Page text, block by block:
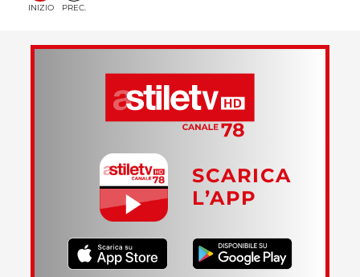
INIZIO PREC.
SCARICA
L’APP